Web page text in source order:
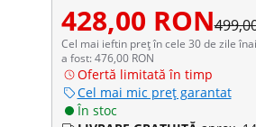
428,00 RON
Cel mai ieftin preț în cele 30 de zile
a fost: 476,00 RON
Ofertă limitată în timp
Cel mai mic preț garantat
În stoc